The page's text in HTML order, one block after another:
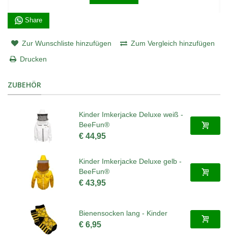
Share
Zur Wunschliste hinzufügen
Zum Vergleich hinzufügen
Drucken
ZUBEHÖR
Kinder Imkerjacke Deluxe weiß -
BeeFun®
€ 44,95
Kinder Imkerjacke Deluxe gelb -
BeeFun®
€ 43,95
Bienensocken lang - Kinder
€ 6,95